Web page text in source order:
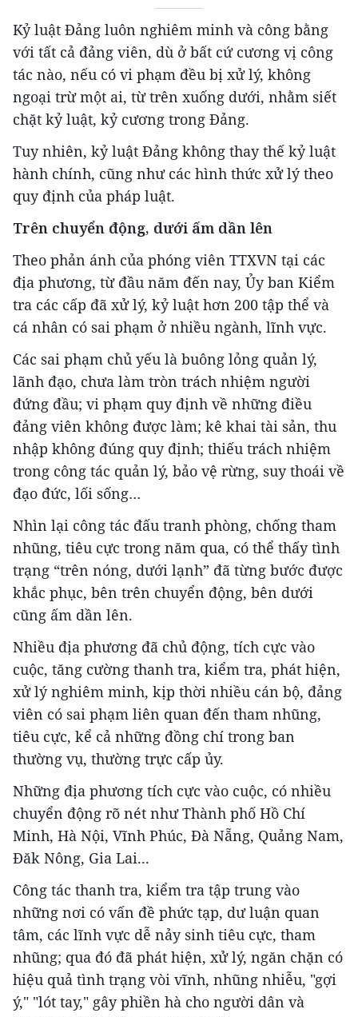
Kỷ luật Đảng luôn nghiêm minh và công bằng
với tất cả đảng viên, dù ở bất cứ cương vị công
tác nào, nếu có vi phạm đều bị xử lý, không
ngoại trừ một ai, từ trên xuống dưới, nhằm siết
chặt kỷ luật, kỷ cương trong Đảng.
Tuy nhiên, kỷ luật Đảng không thay thế kỷ luật
hành chính, cũng như các hình thức xử lý theo
quy định của pháp luật.
Trên chuyển động, dưới ấm dần lên
Theo phản ánh của phóng viên TTXVN tại các
địa phương, từ đầu năm đến nay, Ủy ban Kiểm
tra các cấp đã xử lý, kỷ luật hơn 200 tập thể và
cá nhân có sai phạm ở nhiều ngành, lĩnh vực.
Các sai phạm chủ yếu là buông lỏng quản lý,
lãnh đạo, chưa làm tròn trách nhiệm người
đứng đầu; vi phạm quy định về những điều
đảng viên không được làm; kê khai tài sản, thu
nhập không đúng quy định; thiếu trách nhiệm
trong công tác quản lý, bảo vệ rừng, suy thoái về
đạo đức, lối sống…
Nhìn lại công tác đấu tranh phòng, chống tham
nhũng, tiêu cực trong năm qua, có thể thấy tình
trạng “trên nóng, dưới lạnh” đã từng bước được
khắc phục, bên trên chuyển động, bên dưới
cũng ấm dần lên.
Nhiều địa phương đã chủ động, tích cực vào
cuộc, tăng cường thanh tra, kiểm tra, phát hiện,
xử lý nghiêm minh, kịp thời nhiều cán bộ, đảng
viên có sai phạm liên quan đến tham nhũng,
tiêu cực, kể cả những đồng chí trong ban
thường vụ, thường trực cấp ủy.
Những địa phương tích cực vào cuộc, có nhiều
chuyển động rõ nét như Thành phố Hồ Chí
Minh, Hà Nội, Vĩnh Phúc, Đà Nẵng, Quảng Nam,
Đăk Nông, Gia Lai...
Công tác thanh tra, kiểm tra tập trung vào
những nơi có vấn đề phức tạp, dư luận quan
tâm, các lĩnh vực dễ nảy sinh tiêu cực, tham
nhũng; qua đó đã phát hiện, xử lý, ngăn chặn có
hiệu quả tình trạng vòi vĩnh, nhũng nhiễu, "gợi
ý," "lót tay," gây phiền hà cho người dân và